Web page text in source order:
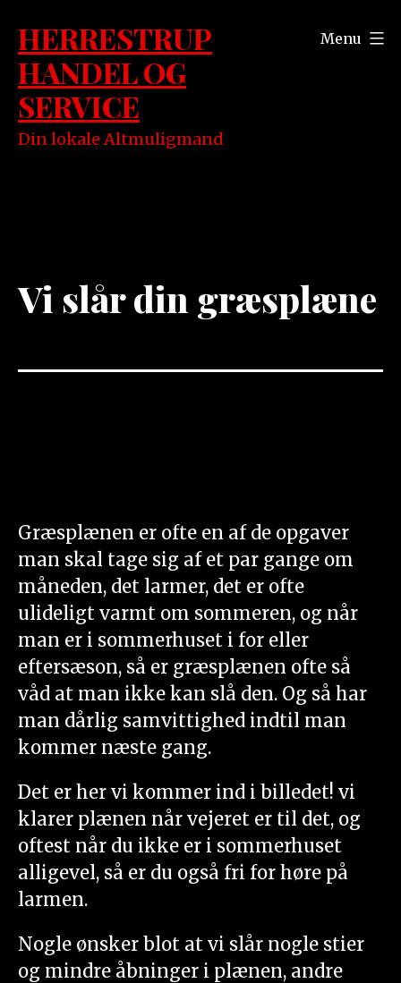
indhold
HERRESTRUP
HANDEL OG
SERVICE
Din lokale Altmuligmand
Menu
Vi slår din græsplæne
Græsplænen er ofte en af de opgaver
man skal tage sig af et par gange om
måneden, det larmer, det er ofte
ulideligt varmt om sommeren, og når
man er i sommerhuset i for eller
eftersæson, så er græsplænen ofte så
våd at man ikke kan slå den. Og så har
man dårlig samvittighed indtil man
kommer næste gang.
Det er her vi kommer ind i billedet! vi
klarer plænen når vejeret er til det, og
oftest når du ikke er i sommerhuset
alligevel, så er du også fri for høre på
larmen.
Nogle ønsker blot at vi slår nogle stier
og mindre åbninger i plænen, andre